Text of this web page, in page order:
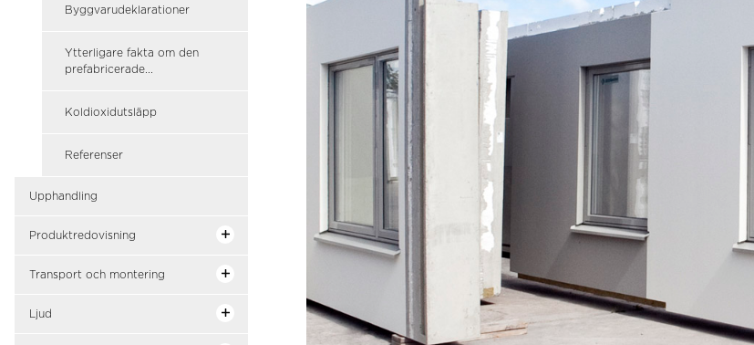
Byggvarudeklarationer
Ytterligare fakta om den
prefabricerade...
Koldioxidutsläpp
Referenser
Upphandling
Produktredovisning
Transport och montering
Ljud